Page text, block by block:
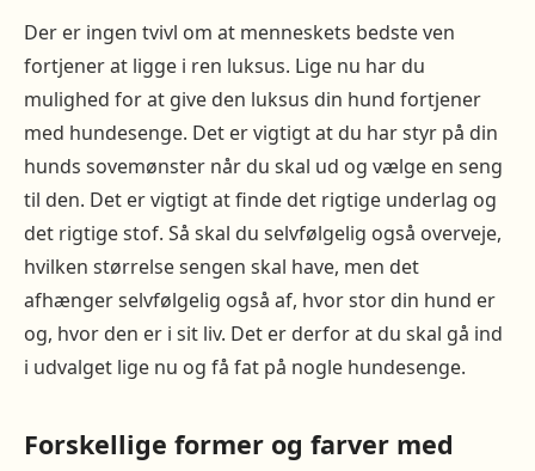
Der er ingen tvivl om at menneskets bedste ven
fortjener at ligge i ren luksus. Lige nu har du
mulighed for at give den luksus din hund fortjener
med hundesenge. Det er vigtigt at du har styr på din
hunds sovemønster når du skal ud og vælge en seng
til den. Det er vigtigt at finde det rigtige underlag og
det rigtige stof. Så skal du selvfølgelig også overveje,
hvilken størrelse sengen skal have, men det
afhænger selvfølgelig også af, hvor stor din hund er
og, hvor den er i sit liv. Det er derfor at du skal gå ind
i udvalget lige nu og få fat på nogle hundesenge.
Forskellige former og farver med